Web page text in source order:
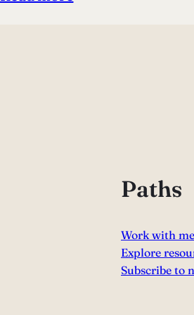
Paths
Work with me
Explore
Subscribe to